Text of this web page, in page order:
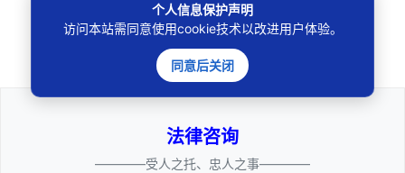
🔍
法律咨询
————受人之托、忠人之事————
个人信息保护声明
访问本站需同意使用cookie技术以改进用户体验。
同意后关闭